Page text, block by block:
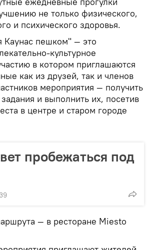
не только физического,
и психического здоровья.
Каунас пешком" — это
культурное
в котором приглашаются
как из друзей, так и членов
мероприятия — получить
и выполнить их, посетив
в центре и старом городе
пробежаться под
— в ресторане Miesto